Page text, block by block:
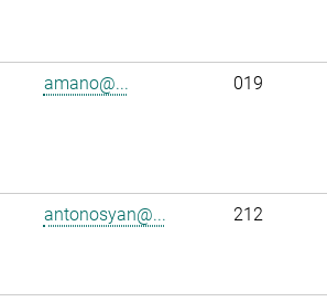
amano@... 019
antonosyan@... 212